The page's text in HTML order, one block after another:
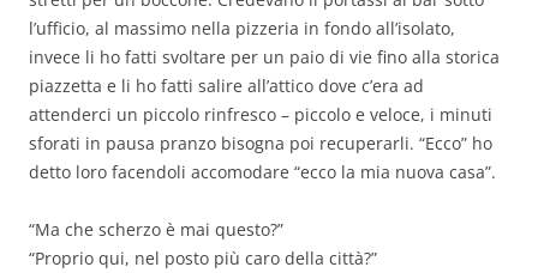
l’ufficio, al massimo nella pizzeria in fondo all’isolato,
invece li ho fatti svoltare per un paio di vie fino alla storica
piazzetta e li ho fatti salire all’attico dove c’era ad
attenderci un piccolo rinfresco – piccolo e veloce, i minuti
sforati in pausa pranzo bisogna poi recuperarli. “Ecco” ho
detto loro facendoli accomodare “ecco la mia nuova casa”.
“Ma che scherzo è mai questo?”
“Proprio qui, nel posto più caro della città?”